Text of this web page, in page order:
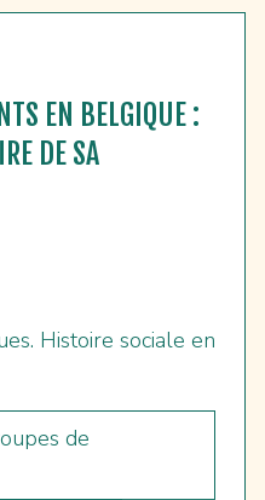
EN BELGIQUE :
DE SA
Histoire sociale en
de